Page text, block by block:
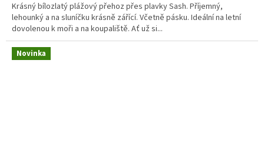
Krásný bílozlatý plážový přehoz přes plavky Sash. Příjemný,
lehounký a na sluníčku krásně zářící. Včetně pásku. Ideální na letní
dovolenou k moři a na koupaliště. Ať už si...
Novinka